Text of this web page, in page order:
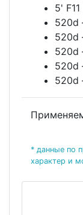
5' F11
520d
520d
520d
520d
520d
* данные по
характер и